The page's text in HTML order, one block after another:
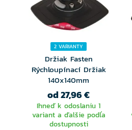
s držiakom.
Držiak je dodávaný so štyrmi
skrutkami a uťahovacím
skrutiek najprv priskrutkujete
zadného zrkadla lodi, alebo iné
časť držiaku potom ľahko
pomocou skrutiek.
2 VARIANTY
Držiak Fasten
Rýchloupínací Držiak
140x140mm
od 27,96 €
Ihneď k odoslaniu 1
variant a ďalšie podľa
dostupnosti